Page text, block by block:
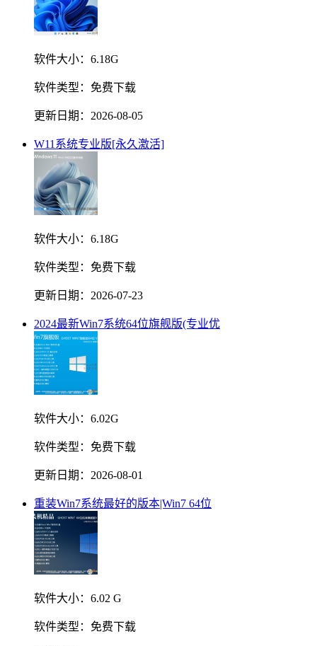
软件大小： 6.18G
软件类型： 免费下载
更新日期： 2026-08-05
W11系统专业版[永久激活]
软件大小： 6.18G
软件类型： 免费下载
更新日期： 2026-07-23
2024最新Win7系统64位旗舰版(专业优
软件大小： 6.02G
软件类型： 免费下载
更新日期： 2026-08-01
重装Win7系统最好的版本|Win7 64位
软件大小： 6.02 G
软件类型： 免费下载